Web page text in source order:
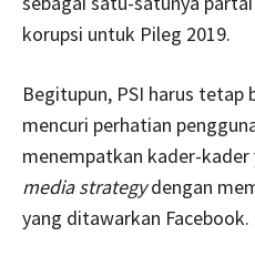
korupsi untuk Pileg 2019.
Begitupun, PSI harus
mencuri perhatian
menempatkan kader-kader
media strategydengan
yang ditawarkan Facebook.